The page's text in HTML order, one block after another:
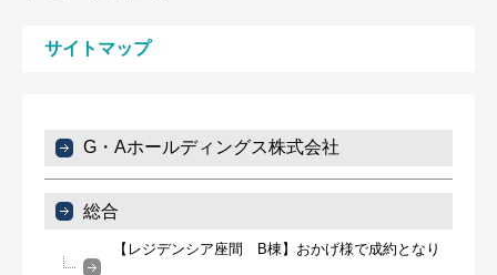
サイトマップ
G・Aホールディングス株式会社
総合
【レジデンシア座間 B棟】おかげ様で成約となり